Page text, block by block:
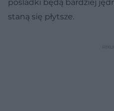
pośladki będą bardziej
staną się płytsze.